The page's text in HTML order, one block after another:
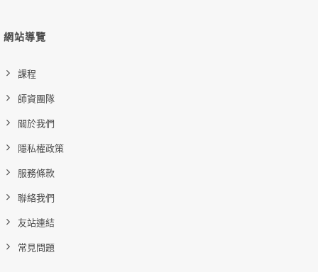
網站導覽
課程
師資團隊
關於我們
隱私權政策
服務條款
聯絡我們
友站連結
常見問題